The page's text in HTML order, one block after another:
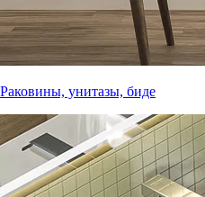
Раковины, унитазы, биде